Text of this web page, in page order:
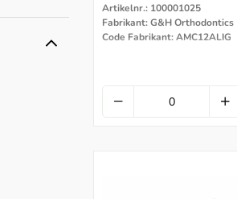
Artikelnr.: 100001025
Fabrikant: G&H Orthodontics
Code Fabrikant: AMC12ALIG